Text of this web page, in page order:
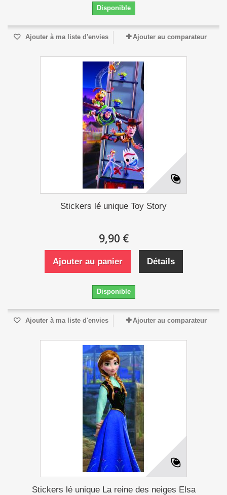
Disponible
Ajouter à ma liste d'envies Ajouter au comparateur
Stickers lé unique Toy Story
9,90 €
Ajouter au panier Détails
Disponible
Ajouter à ma liste d'envies Ajouter au comparateur
Stickers lé unique La reine des neiges Elsa